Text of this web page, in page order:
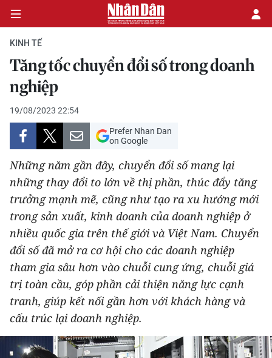
CHÍNH TRỊ
KINH TẾ
VĂN HÓA
XÃ HỘI
PHÁP LUẬT
DU LỊCH
THẾ GIỚI
THỂ THAO
GIÁO DỤC
Y TẾ
KINH TẾ
Tăng tốc chuyển đổi số trong doanh
nghiệp
19/08/2023 22:54
Prefer Nhan Dan
on Google
Những năm gần đây, chuyển đổi số mang lại
những thay đổi to lớn về thị phần, thúc đẩy tăng
trưởng mạnh mẽ, cũng như tạo ra xu hướng mới
trong sản xuất, kinh doanh của doanh nghiệp ở
nhiều quốc gia trên thế giới và Việt Nam. Chuyển
đổi số đã mở ra cơ hội cho các doanh nghiệp
tham gia sâu hơn vào chuỗi cung ứng, chuỗi giá
trị toàn cầu, góp phần cải thiện năng lực cạnh
tranh, giúp kết nối gần hơn với khách hàng và
cấu trúc lại doanh nghiệp.